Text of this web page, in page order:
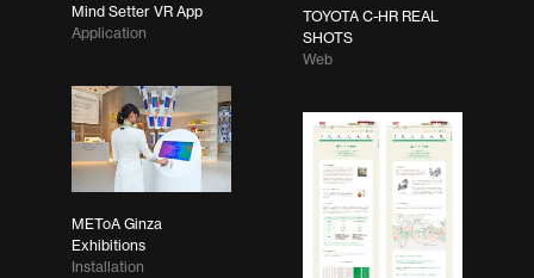
TOYOTA C-HR REAL
SHOTS
Web
Mind Setter VR App
Application
METoA Ginza
Exhibitions
Installation